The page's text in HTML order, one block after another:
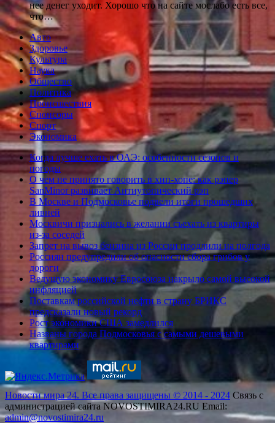
нее денег уходит. Хорошо что на сайте мослабо есть все,
что…
Авто
Здоровье
Культура
Наука
Общество
Политика
Происшествия
Спонсоры
Спорт
Экономика
Когда лучше ехать в ОАЭ: особенности сезонов и
погоды
О чем не принято говорить в хип-хопе: как рэпер
SanMinor развивает Антиутопический рэп
В Москве и Подмосковье подвели итоги прошедших
ливней
Москвичи признались в желании съехать из квартиры
из-за соседей
Запрет на вывоз бензина из России продлили на полгода
Россиян предупредили об опасности сбора грибов у
дороги
Ведущую экономику Евросоюза накрыло самой высокой
инфляцией
Поставкам российской нефти в страну БРИКС
предсказали новый рекорд
Рост экономики США замедлился
Названы города Подмосковья с самыми дешевыми
квартирами
Новости мира 24. Все права защищены © 2014 - 2024 Связь с
администрацией сайта NOVOSTIMIRA24.RU Email:
admin@novostimira24.ru